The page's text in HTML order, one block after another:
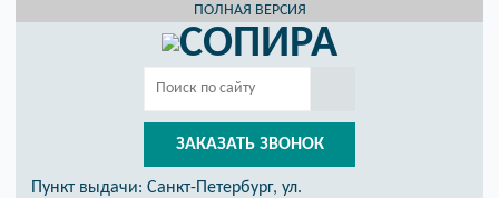
ПОЛНАЯ ВЕРСИЯ
ЗАКАЗАТЬ ЗВОНОК
Пункт выдачи: Санкт-Петербург, ул.